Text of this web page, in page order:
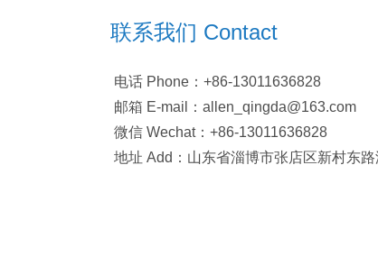
联系我们 Contact
电话 Phone：+86-13011636828
邮箱 E-mail：allen_qingda@163.com
微信 Wechat：+86-13011636828
地址 Add：山东省淄博市张店区新村东路